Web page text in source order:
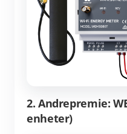
2. Andrepremie:
enheter)